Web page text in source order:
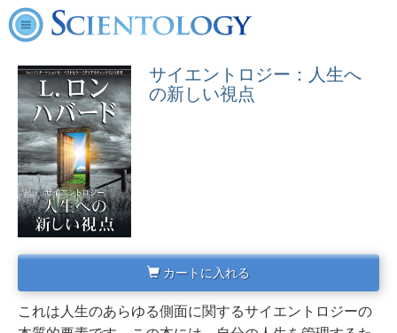
サイエントロジー：人生へ
の新しい視点
カートに入れる
これは人生のあらゆる側面に関するサイエントロジーの